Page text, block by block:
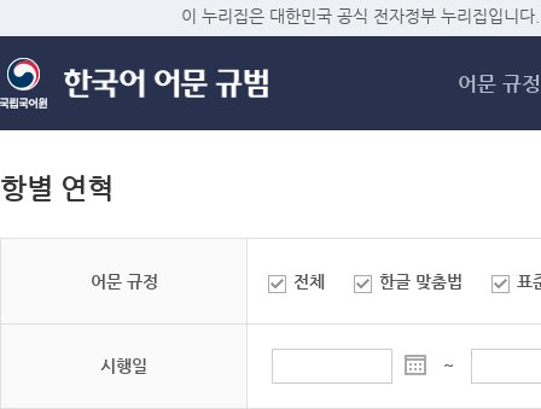
메
이 누리집은 대한민국 공식 전자정부 누리집입니다.
어문 규정
항별 연혁
어문 규정 전체 한글 맞춤법 표
시행일 ~